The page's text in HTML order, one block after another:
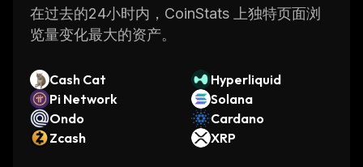
在过去的24小时内，CoinStats 上独特页面浏
览量变化最大的资产。
Cash Cat
Hyperliquid
Pi Network
Solana
Ondo
Cardano
Zcash
XRP